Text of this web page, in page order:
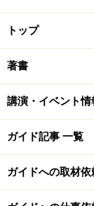
トップ
著書
講演・イベント情
ガイド記事 一覧
ガイドへの取材依